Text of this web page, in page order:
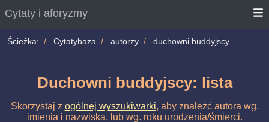
Cytaty i aforyzmy
Ścieżka: Cytatybaza autorzy duchowni buddyjscy
Duchowni buddyjscy: lista
Skorzystaj z ogólnej wyszukiwarki, aby znaleźć autora wg.
imienia i nazwiska, lub wg. roku urodzenia/śmierci.